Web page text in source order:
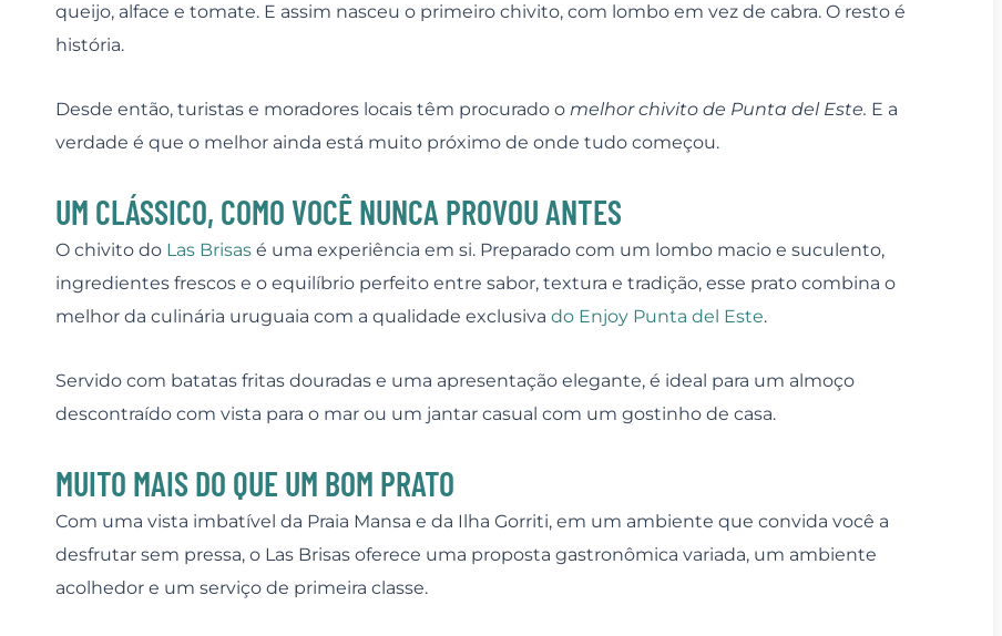
queijo, alface e tomate. E assim nasceu o primeiro chivito, com lombo em vez de cabra. O resto é
história.
Desde então, turistas e moradores locais têm procurado o melhor chivito de Punta del Este. E a
verdade é que o melhor ainda está muito próximo de onde tudo começou.
UM CLÁSSICO, COMO VOCÊ NUNCA PROVOU ANTES
O chivito do Las Brisas é uma experiência em si. Preparado com um lombo macio e suculento,
ingredientes frescos e o equilíbrio perfeito entre sabor, textura e tradição, esse prato combina o
melhor da culinária uruguaia com a qualidade exclusiva do Enjoy Punta del Este.
Servido com batatas fritas douradas e uma apresentação elegante, é ideal para um almoço
descontraído com vista para o mar ou um jantar casual com um gostinho de casa.
MUITO MAIS DO QUE UM BOM PRATO
Com uma vista imbatível da Praia Mansa e da Ilha Gorriti, em um ambiente que convida você a
desfrutar sem pressa, o Las Brisas oferece uma proposta gastronômica variada, um ambiente
acolhedor e um serviço de primeira classe.